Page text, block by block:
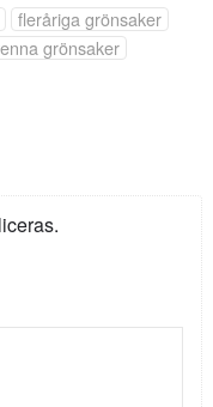
fleråriga grönsaker
grönsaker